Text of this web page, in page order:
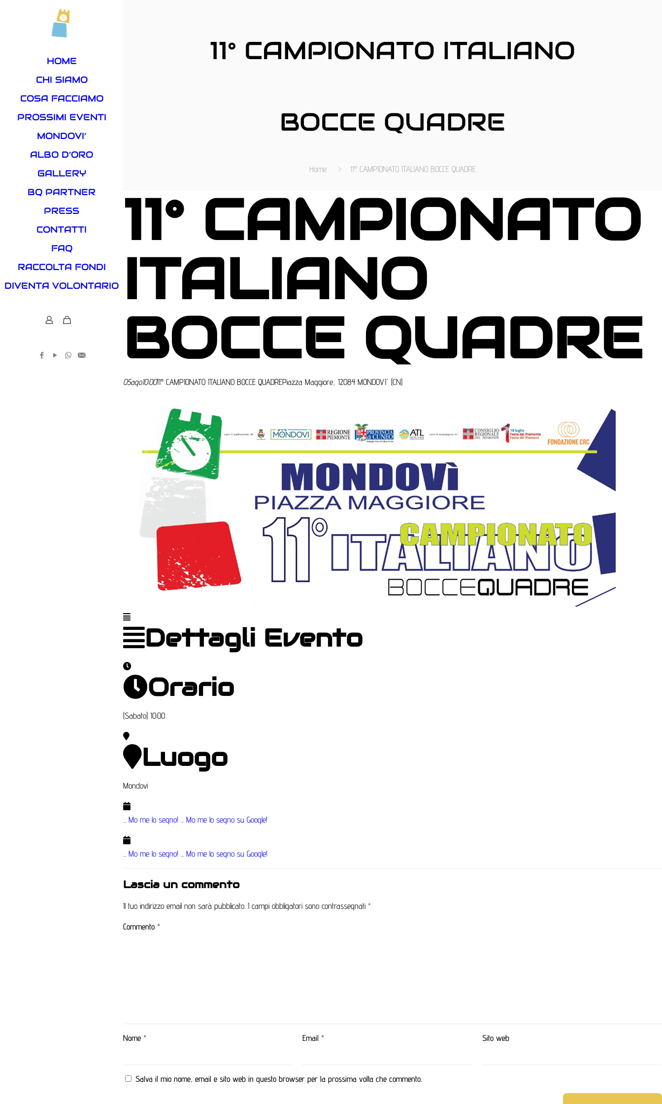
HOME
CHI SIAMO
COSA FACCIAMO
PROSSIMI EVENTI
MONDOVI’
ALBO D’ORO
GALLERY
BQ PARTNER
PRESS
CONTATTI
FAQ
RACCOLTA FONDI
DIVENTA VOLONTARIO
11° CAMPIONATO ITALIANO
BOCCE QUADRE
Home 11° CAMPIONATO ITALIANO BOCCE QUADRE
11° CAMPIONATO
ITALIANO
BOCCE QUADRE
05ago10:0011° CAMPIONATO ITALIANO BOCCE QUADREPiazza Maggiore, 12084 MONDOVI' (CN)
Dettagli Evento
Orario
(Sabato) 10:00
Luogo
Mondovi
... Mo me lo segno! ... Mo me lo segno su Google!
... Mo me lo segno! ... Mo me lo segno su Google!
Lascia un commento
Il tuo indirizzo email non sarà pubblicato. I campi obbligatori sono contrassegnati *
Commento *
Nome * Email* Sito web
Salva il mio nome, email e sito web in questo browser per la prossima volta che commento.